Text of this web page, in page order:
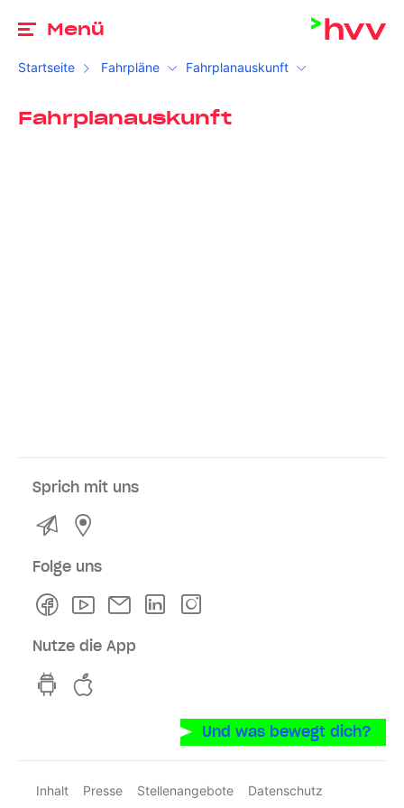
Menü
Startseite Fahrpläne Fahrplanauskunft
Fahrplanauskunft
Sprich mit uns
Kontakt
Folge uns
FacebookYoutubeNewsletterLinkedln
Nutze die App
hvv switch App auf GooglePlay
Und was bewegt dich?
Inhalt Presse Stellenangebote
Datenschutz